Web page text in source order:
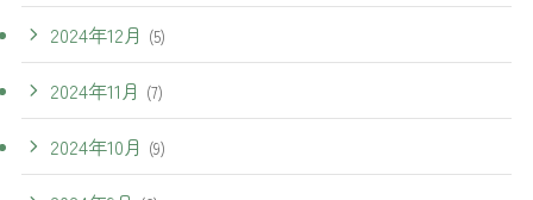
2024年12月 (5)
2024年11月 (7)
2024年10月 (9)